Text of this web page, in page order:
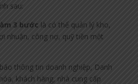
sau:
3 bước là có thể quản lý kho,
nhuận, công nợ, quỹ tiền một
thông tin doanh nghiệp, Danh
khách hàng, nhà cung cấp